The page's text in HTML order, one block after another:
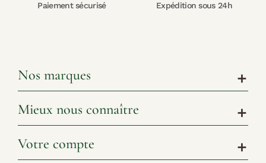
Paiement sécurisé Expédition sous 24h
Nos marques add
Mieux nous connaître add
Votre compte add